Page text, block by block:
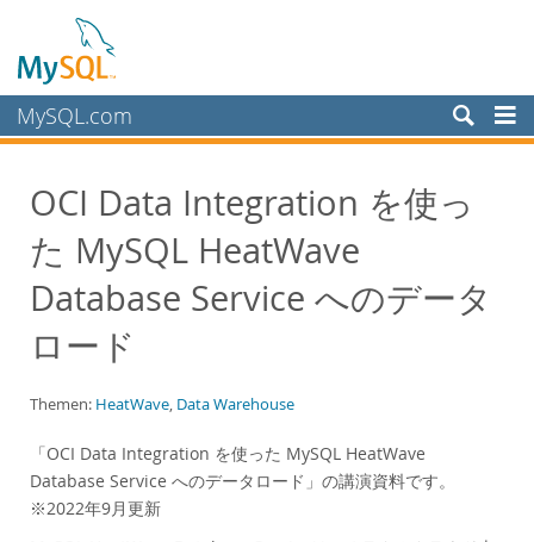
MySQL.com
Schulung, Beratung, Support
Partner
Kunden
Warum MySQL?
White Papers
Presentations
Case Studies
Books
OCI Data Integration を使っ
た MySQL HeatWave
Database Service へのデータ
ロード
Themen: HeatWave, Data Warehouse
「OCI Data Integration を使った MySQL HeatWave
Database Service へのデータロード」の講演資料です。
※2022年9月更新